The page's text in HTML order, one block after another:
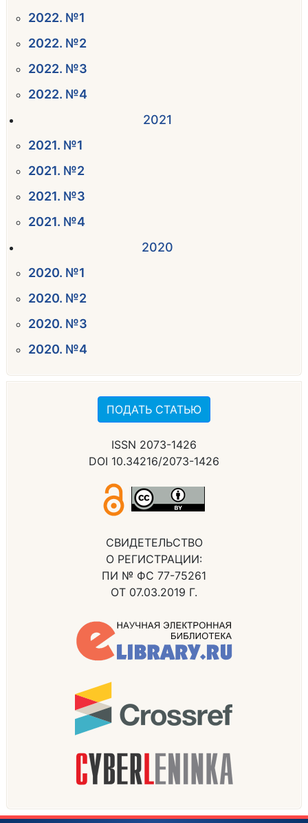
ПОДАТЬ СТАТЬЮ
ISSN 2073-1426
DOI 10.34216/2073-1426
СВИДЕТЕЛЬСТВО
О РЕГИСТРАЦИИ:
ПИ № ФС 77-75261
ОТ 07.03.2019 Г.
2022. №1
2022. №2
2022. №3
2022. №4
2021
2021. №1
2021. №2
2021. №3
2021. №4
2020
2020. №1
2020. №2
2020. №3
2020. №4